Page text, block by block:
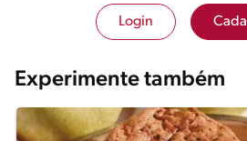
Login
Experimente também